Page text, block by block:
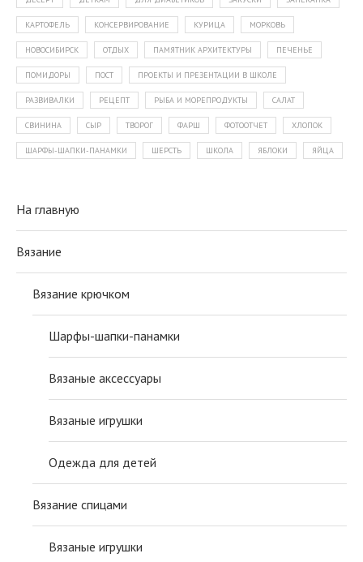
КАРТОФЕЛЬ КОНСЕРВИРОВАНИЕ КУРИЦА МОРКОВЬ
НОВОСИБИРСК ОТДЫХ ПАМЯТНИК АРХИТЕКТУРЫ ПЕЧЕНЬЕ
ПОМИДОРЫ ПОСТ ПРОЕКТЫ И ПРЕЗЕНТАЦИИ В ШКОЛЕ
РАЗВИВАЛКИ РЕЦЕПТ РЫБА И МОРЕПРОДУКТЫ САЛАТ
СВИНИНА СЫР ТВОРОГ ФАРШ ФОТООТЧЕТ ХЛОПОК
ШАРФЫ-ШАПКИ-ПАНАМКИ ШЕРСТЬ ШКОЛА ЯБЛОКИ ЯЙЦА
На главную
Вязание
Вязание крючком
Шарфы-шапки-панамки
Вязаные аксессуары
Вязаные игрушки
Одежда для детей
Вязание спицами
Вязаные игрушки